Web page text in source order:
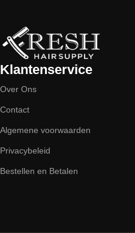
Klantenservice
Over Ons
Contact
Algemene voorwaarden
Privacybeleid
Bestellen en Betalen